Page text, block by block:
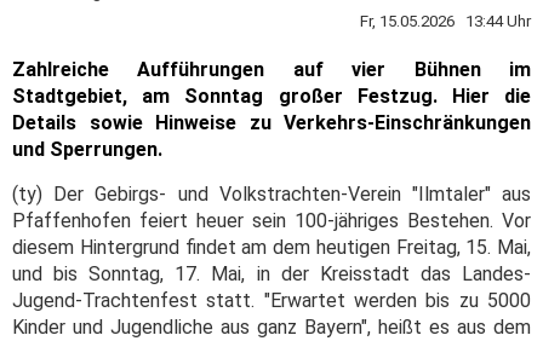
Fr, 15.05.2026 13:44 Uhr
Zahlreiche Aufführungen auf vier Bühnen im
Stadtgebiet, am Sonntag großer Festzug. Hier die
Details sowie Hinweise zu Verkehrs-Einschränkungen
und Sperrungen.
(ty) Der Gebirgs- und Volkstrachten-Verein "Ilmtaler" aus
Pfaffenhofen feiert heuer sein 100-jähriges Bestehen. Vor
diesem Hintergrund findet am dem heutigen Freitag, 15. Mai,
und bis Sonntag, 17. Mai, in der Kreisstadt das Landes-
Jugend-Trachtenfest statt. "Erwartet werden bis zu 5000
Kinder und Jugendliche aus ganz Bayern", heißt es aus dem